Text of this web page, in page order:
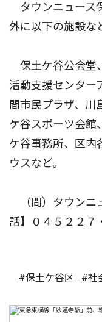
タウンニュース
外に以下の施設な
保土ケ谷公会堂
活動支援センター
間市民プラザ、川
ケ谷スポーツ会館
ケ谷事務所、区内
ウスなど。
（問）タウンニ
話】０４５２２７
#保土ケ谷区 #社